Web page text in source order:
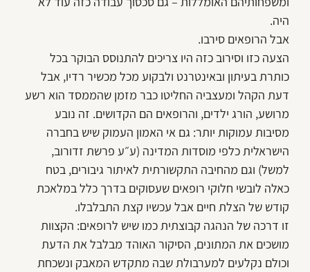
היה.
אבל הרופאים סירבו.
הצעה כזו וסירוב כזה היו צריכים להתנוסס הבוקר בכל
כותרת בעיתון ובאינטרנט ולבקוע מכל מכשיר רדיו, אבל
דעת הקהל ומעצביה החליטו כבר מזמן שהממסד הוא רשע
מרושע, הורג ילדים, והרופאים הם הקדושים. זה נובע
מסיבות עמוקות יותר: גם אי האמון העמוק שיש בחברה
הישראלית כלפי מוסדות המדינה (ע״ע פרשת זדורוב,
למשל) וגם מהחיבה התקשורתית לאיתור גיבורים, בטח
כאלה לובשי חלוקי רופאים שעסוקים בדרך כלל במלאכת
קודש של הצלת חיים אבל עכשיו קצת התבלבלו.
זו דרכה של הנהגה קבוצתית כמו שיש לרופאים: הקצוות
מושכים את המתונים, הסיקור האוהד מבלבל את הדעת
וכולם נקלעים למערבולת שבה מתקדש המאבק ונשכחת